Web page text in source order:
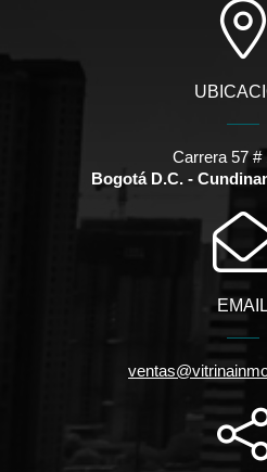
Carrera 57 #
Bogotá D.C. -
EMAIL